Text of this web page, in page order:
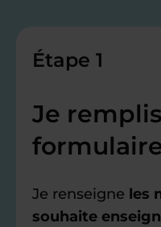
Étape 1
Je
Je renseigne les
souhaite